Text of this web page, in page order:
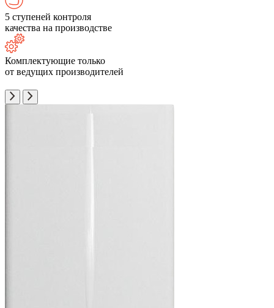
5 ступеней контроля
качества на производстве
Комплектующие только
от ведущих производителей